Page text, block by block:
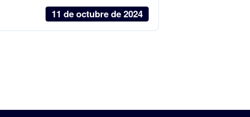
11 de octubre de 2024